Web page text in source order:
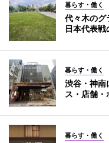
暮らす・働く
代々木の
日本代表戦
暮らす・働く
渋谷・神
ス・店舗
暮らす・働く